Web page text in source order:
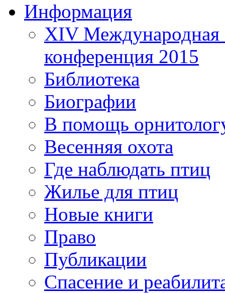
Информация
XIV Международная
конференция 2015
Библиотека
Биографии
В помощь
Весенняя охота
Где наблюдать птиц
Жилье для птиц
Новые книги
Право
Публикации
Спасение и